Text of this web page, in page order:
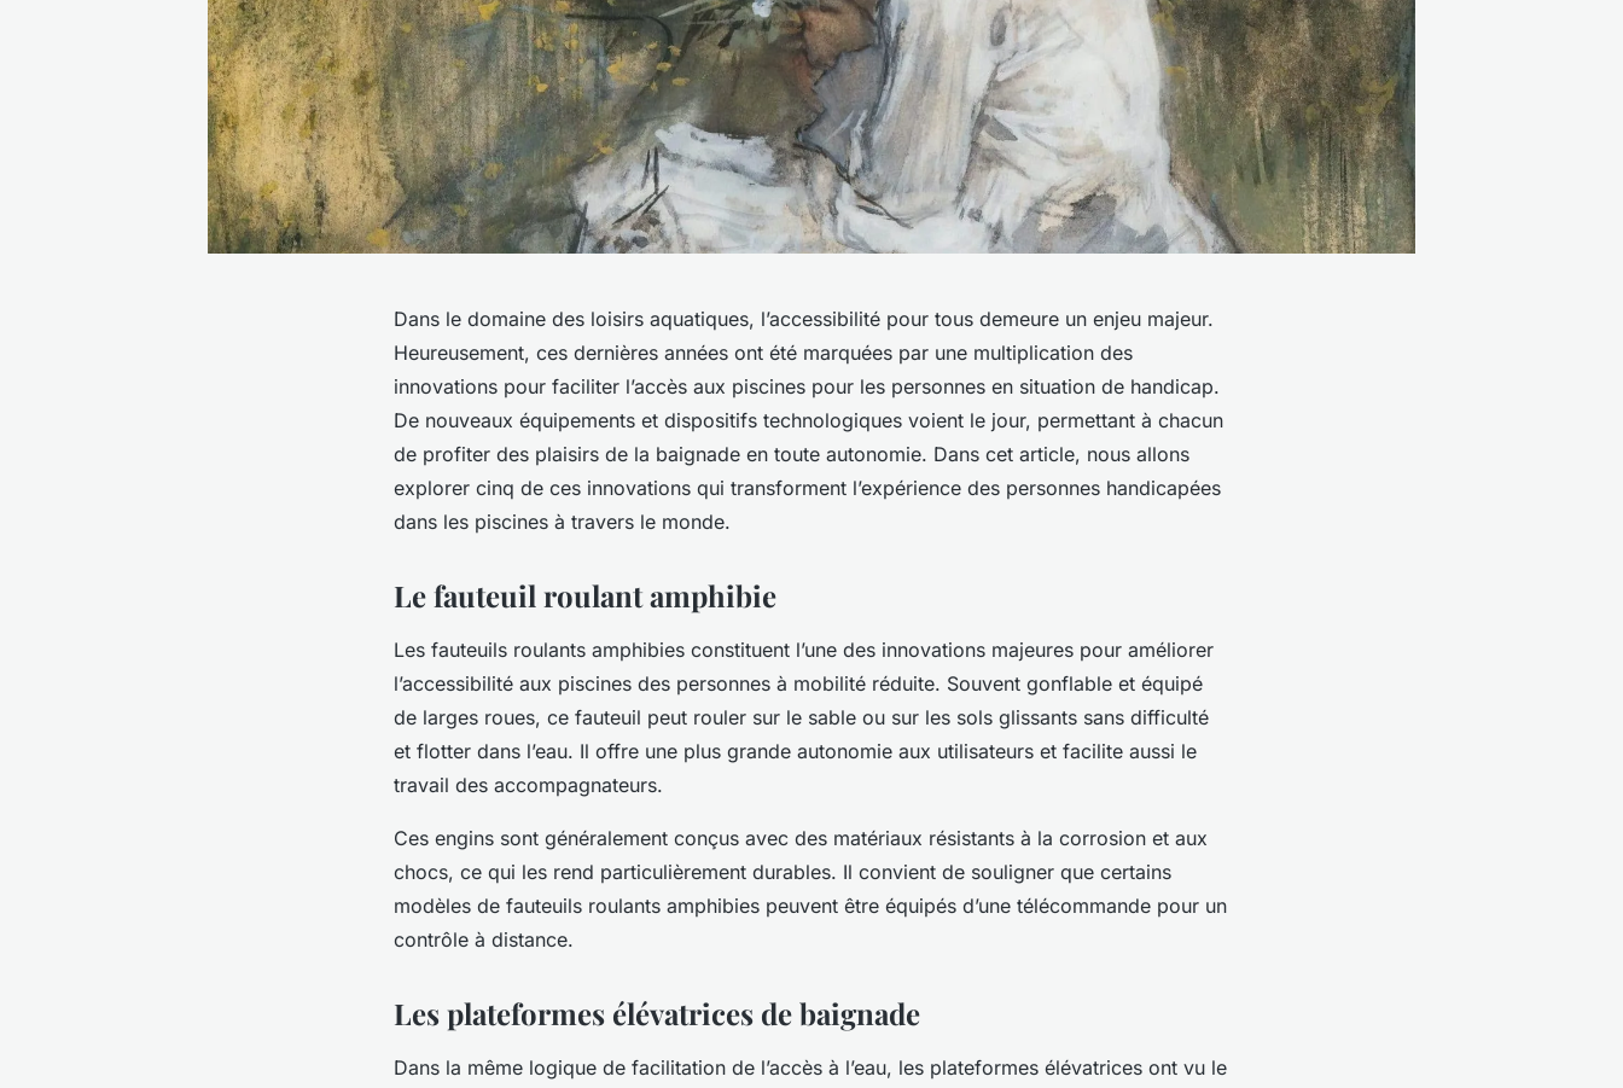
Dans le domaine des loisirs aquatiques, l’accessibilité pour tous demeure un enjeu majeur.
Heureusement, ces dernières années ont été marquées par une multiplication des
innovations pour faciliter l’accès aux piscines pour les personnes en situation de handicap.
De nouveaux équipements et dispositifs technologiques voient le jour, permettant à chacun
de profiter des plaisirs de la baignade en toute autonomie. Dans cet article, nous allons
explorer cinq de ces innovations qui transforment l’expérience des personnes handicapées
dans les piscines à travers le monde.
Le fauteuil roulant amphibie
Les fauteuils roulants amphibies constituent l’une des innovations majeures pour améliorer
l’accessibilité aux piscines des personnes à mobilité réduite. Souvent gonflable et équipé
de larges roues, ce fauteuil peut rouler sur le sable ou sur les sols glissants sans difficulté
et flotter dans l’eau. Il offre une plus grande autonomie aux utilisateurs et facilite aussi le
travail des accompagnateurs.
Ces engins sont généralement conçus avec des matériaux résistants à la corrosion et aux
chocs, ce qui les rend particulièrement durables. Il convient de souligner que certains
modèles de fauteuils roulants amphibies peuvent être équipés d’une télécommande pour un
contrôle à distance.
Les plateformes élévatrices de baignade
Dans la même logique de facilitation de l’accès à l’eau, les plateformes élévatrices ont vu le